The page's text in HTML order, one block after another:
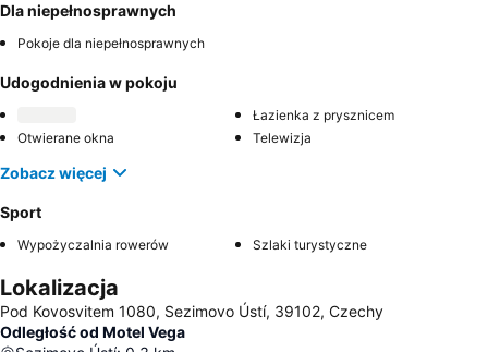
Dla niepełnosprawnych
Pokoje dla niepełnosprawnych
Udogodnienia w pokoju
Łazienka z prysznicem
Otwierane okna
Telewizja
Zobacz więcej
Sport
Wypożyczalnia rowerów Szlaki turystyczne
Lokalizacja
Pod Kovosvitem 1080, Sezimovo Ústí, 39102, Czechy
Odległość od Motel Vega